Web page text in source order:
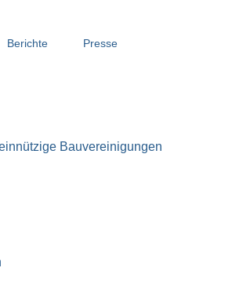
Berichte Presse
Bauvereinigungen